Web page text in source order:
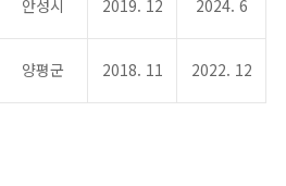
안성시 2019. 12 2024. 6
양평군 2018. 11 2022. 12